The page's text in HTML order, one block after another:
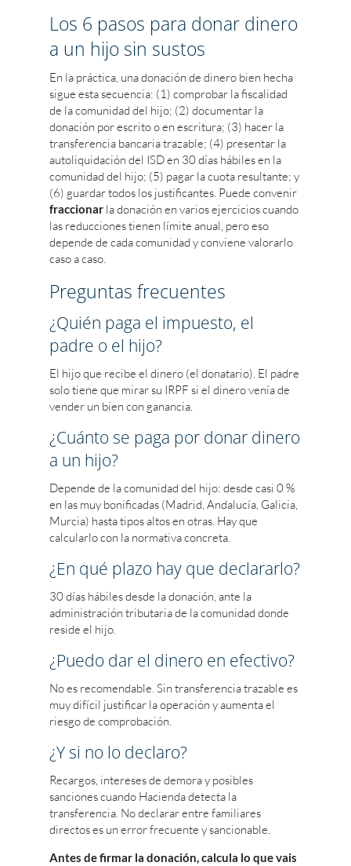
Los 6 pasos para donar dinero
a un hijo sin sustos
En la práctica, una donación de dinero bien hecha
sigue esta secuencia: (1) comprobar la fiscalidad
de la comunidad del hijo; (2) documentar la
donación por escrito o en escritura; (3) hacer la
transferencia bancaria trazable; (4) presentar la
autoliquidación del ISD en 30 días hábiles en la
comunidad del hijo; (5) pagar la cuota resultante; y
(6) guardar todos los justificantes. Puede convenir
fraccionarla donación en varios ejercicios cuando
las reducciones tienen límite anual, pero eso
depende de cada comunidad y conviene valorarlo
caso a caso.
Preguntas frecuentes
¿Quién paga el impuesto, el
padre o el hijo?
El hijo que recibe el dinero (el donatario). El padre
solo tiene que mirar su IRPF si el dinero venía de
vender un bien con ganancia.
¿Cuánto se paga por donar dinero
a un hijo?
Depende de la comunidad del hijo: desde casi 0 %
en las muy bonificadas (Madrid, Andalucía, Galicia,
Murcia) hasta tipos altos en otras. Hay que
calcularlo con la normativa concreta.
¿En qué plazo hay que declararlo?
30 días hábiles desde la donación, ante la
administración tributaria de la comunidad donde
reside el hijo.
¿Puedo dar el dinero en efectivo?
No es recomendable. Sin transferencia trazable es
muy difícil justificar la operación y aumenta el
riesgo de comprobación.
¿Y si no lo declaro?
Recargos, intereses de demora y posibles
sanciones cuando Hacienda detecta la
transferencia. No declarar entre familiares
directos es un error frecuente y sancionable.
Antes de firmar la donación, calcula lo que vais